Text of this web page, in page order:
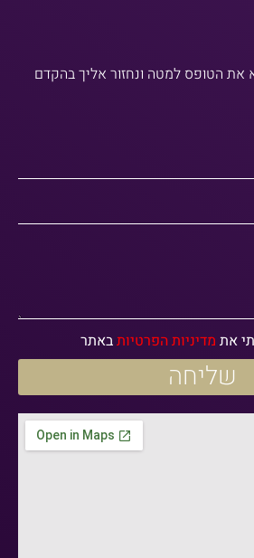
הטופס למטה ונחזור אליך בהקדם
את מדיניות הפרטיותבאתר
שליחה